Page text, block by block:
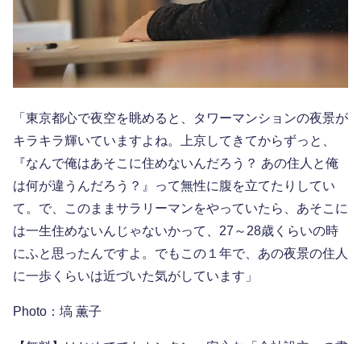
「東京都心で夜空を眺めると、タワーマンションの夜景が
キラキラ輝いていますよね。上京してきてからずっと、
『なんで俺はあそこに住めないんだろう？ あの住人と俺
は何が違うんだろう？』って無性に腹を立てたりしてい
て。で、このままサラリーマンをやっていたら、あそこに
は一生住めないんじゃないかって、27～28歳くらいの時
にふと思ったんですよ。でもこの１年で、あの夜景の住人
に一歩くらいは近づいた気がしています」
Photo：塙 薫子